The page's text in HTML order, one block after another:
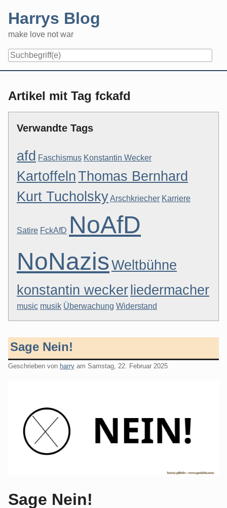
content
Harrys Blog
make love not war
Artikel mit Tag fckafd
Verwandte Tags
afd Faschismus Konstantin Wecker
KartoffelnThomas Bernhard
Kurt TucholskyArschkriecher Karriere
Satire FckAfD NoAfD
NoNazisWeltbühne
konstantin wecker liedermacher
music musik Überwachung Widerstand
Sage Nein!
Geschrieben von harry am Samstag, 22. Februar 2025
Sage Nein!